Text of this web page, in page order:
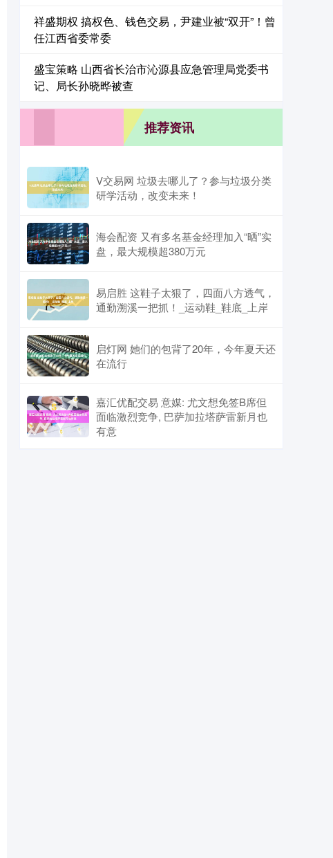
祥盛期权 搞权色、钱色交易，尹建业被“双开”！曾
任江西省委常委
盛宝策略 山西省长治市沁源县应急管理局党委书
记、局长孙晓晔被查
推荐资讯
V交易网 垃圾去哪儿了？参与垃圾分类
研学活动，改变未来！
海会配资 又有多名基金经理加入“晒”实
盘，最大规模超380万元
易启胜 这鞋子太狠了，四面八方透气，
通勤溯溪一把抓！_运动鞋_鞋底_上岸
启灯网 她们的包背了20年，今年夏天还
在流行
嘉汇优配交易 意媒: 尤文想免签B席但
面临激烈竞争, 巴萨加拉塔萨雷新月也
有意